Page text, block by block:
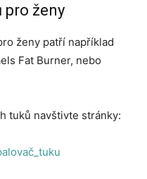
pro ženy
ženy patří například
Fat Burner, nebo
tuků navštivte stránky: